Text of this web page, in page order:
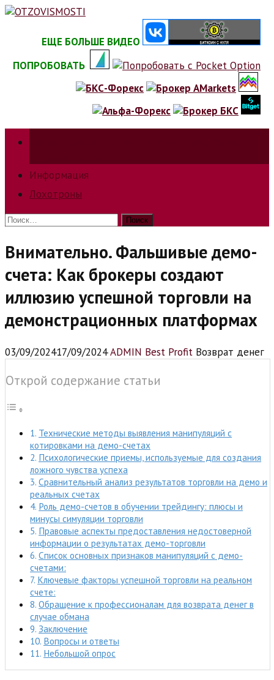
Skip
ЕЩЕ БОЛЬШЕ ВИДЕО
ПОПРОБОВАТЬ
Информация
Лохотроны
Найти:
Внимательно. Фальшивые демо-
счета: Как брокеры создают
иллюзию успешной торговли на
демонстрационных платформах
03/09/202417/09/2024ADMIN Best Profit Возврат денег
Открой содержание статьи
Технические методы выявления манипуляций с
котировками на демо-счетах
Психологические приемы, используемые для создания
ложного чувства успеха
Сравнительный анализ результатов торговли на демо и
реальных счетах
Роль демо-счетов в обучении трейдингу: плюсы и
минусы симуляции торговли
Правовые аспекты предоставления недостоверной
информации о результатах демо-торговли
Список основных признаков манипуляций с демо-
счетами:
Ключевые факторы успешной торговли на реальном
счете:
Обращение к профессионалам для возврата денег в
случае обмана
Заключение
Вопросы и ответы
Небольшой опрос